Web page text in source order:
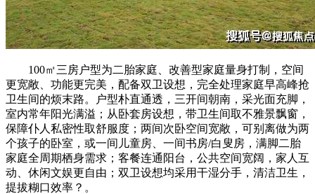
100㎡三房户型为二胎家庭、改善型家庭量身打制，空间
更宽敞、功能更完美，配备双卫设想，完全处理家庭早高峰抢
卫生间的烦末路。户型朴直通透，三开间朝南，采光面充脚，
室内常年阳光满溢；从卧套房设想，带卫生间取不雅景飘窗，
保障仆人私密性取舒服度；两间次卧空间宽敞，可别离做为两
个孩子的卧室，或一间儿童房、一间书房/白叟房，满脚二胎
家庭全周期栖身需求；客餐连通阳台，公共空间宽阔，家人互
动、休闲文娱更自由；双卫设想均采用干湿分手，清洁卫生，
提拔糊口效率？。